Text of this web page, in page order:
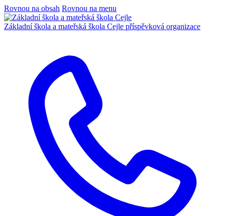
Rovnou na obsah Rovnou na menu
Základní škola a mateřská škola Cejle příspěvková organizace